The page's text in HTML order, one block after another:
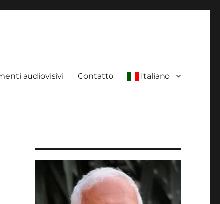
audiovisivi Contatto Italiano